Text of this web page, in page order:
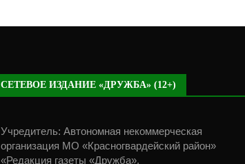
СЕТЕВОЕ ИЗДАНИЕ «ДРУЖБА» (12+)
Учредитель: Автономная некоммерческая
организация МО «Красногвардейский район»
«Редакция газеты «Дружба».